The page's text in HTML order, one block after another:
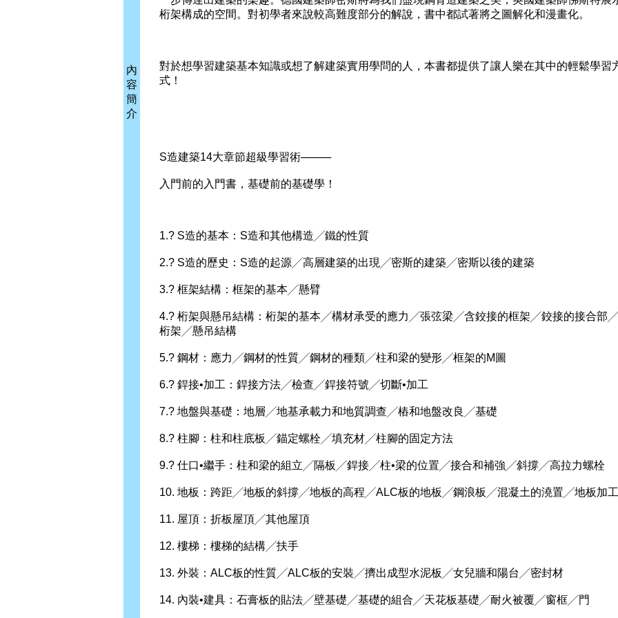
內
容
簡
介
桁架構成的空間。對初學者來說較高難度部分的解說，書中都試著將之圖解化和漫畫化。
對於想學習建築基本知識或想了解建築實用學問的人，本書都提供了讓人樂在其中的輕鬆學習
式！
S造建築14大章節超級學習術────
入門前的入門書，基礎前的基礎學！
1.? S造的基本：S造和其他構造╱鐵的性質
2.? S造的歷史：S造的起源╱高層建築的出現╱密斯的建築╱密斯以後的建築
3.? 框架結構：框架的基本╱懸臂
4.? 桁架與懸吊結構：桁架的基本╱構材承受的應力╱張弦梁╱含鉸接的框架╱鉸接的接合部
桁架╱懸吊結構
5.? 鋼材：應力╱鋼材的性質╱鋼材的種類╱柱和梁的變形╱框架的M圖
6.? 銲接•加工：銲接方法╱檢查╱銲接符號╱切斷•加工
7.? 地盤與基礎：地層╱地基承載力和地質調查╱樁和地盤改良╱基礎
8.? 柱腳：柱和柱底板╱錨定螺栓╱填充材╱柱腳的固定方法
9.? 仕口•繼手：柱和梁的組立╱隔板╱銲接╱柱•梁的位置╱接合和補強╱斜撐╱高拉力螺栓
10. 地板：跨距╱地板的斜撐╱地板的高程╱ALC板的地板╱鋼浪板╱混凝土的澆置╱地板加工
11. 屋頂：折板屋頂╱其他屋頂
12. 樓梯：樓梯的結構╱扶手
13. 外裝：ALC板的性質╱ALC板的安裝╱擠出成型水泥板╱女兒牆和陽台╱密封材
14. 內裝•建具：石膏板的貼法╱壁基礎╱基礎的組合╱天花板基礎╱耐火被覆╱窗框╱門